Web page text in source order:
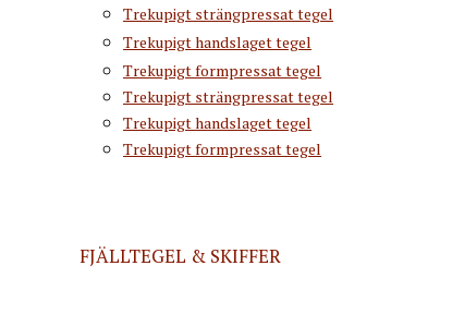
Trekupigt strängpressat tegel
Trekupigt handslaget tegel
Trekupigt formpressat tegel
Trekupigt strängpressat tegel
Trekupigt handslaget tegel
Trekupigt formpressat tegel
FJÄLLTEGEL & SKIFFER